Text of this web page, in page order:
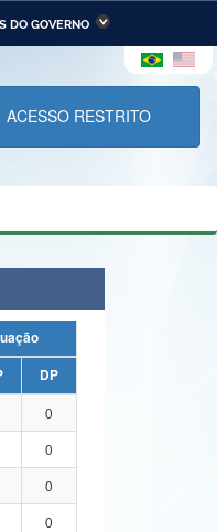
DO GOVERNO
e
ACESSO RESTRITO
DP
0
0
0
0